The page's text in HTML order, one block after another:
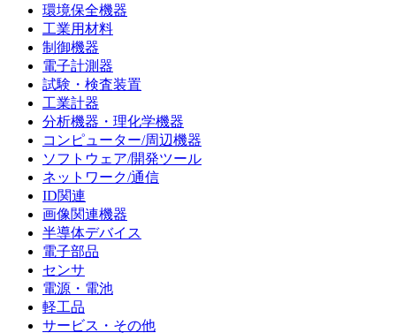
環境保全機器
工業用材料
制御機器
電子計測器
試験・検査装置
工業計器
分析機器・理化学機器
コンピューター/周辺機器
ソフトウェア/開発ツール
ネットワーク/通信
ID関連
画像関連機器
半導体デバイス
電子部品
センサ
電源・電池
軽工品
サービス・その他